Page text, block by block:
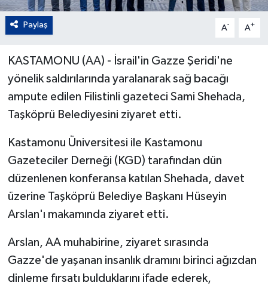
Paylaş A- A+
KASTAMONU (AA) - İsrail'in Gazze Şeridi'ne
yönelik saldırılarında yaralanarak sağ bacağı
ampute edilen Filistinli gazeteci Sami Shehada,
Taşköprü Belediyesini ziyaret etti.
Kastamonu Üniversitesi ile Kastamonu
Gazeteciler Derneği (KGD) tarafından dün
düzenlenen konferansa katılan Shehada, davet
üzerine Taşköprü Belediye Başkanı Hüseyin
Arslan'ı makamında ziyaret etti.
Arslan, AA muhabirine, ziyaret sırasında
Gazze'de yaşanan insanlık dramını birinci ağızdan
dinleme fırsatı bulduklarını ifade ederek,